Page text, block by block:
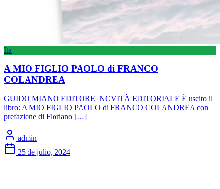
Ita
A MIO FIGLIO PAOLO di FRANCO
COLANDREA
GUIDO MIANO EDITORE NOVITÀ EDITORIALE È uscito il
libro: A MIO FIGLIO PAOLO di FRANCO COLANDREA con
prefazione di Floriano […]
admin
25 de julio, 2024